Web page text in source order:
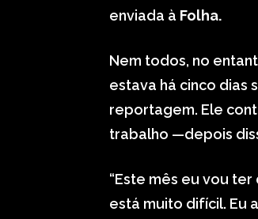
enviada à Folha.
Nem todos, no
estava há cinco dias
reportagem. Ele
trabalho —depois
“Este mês eu vou
está muito difícil. Eu